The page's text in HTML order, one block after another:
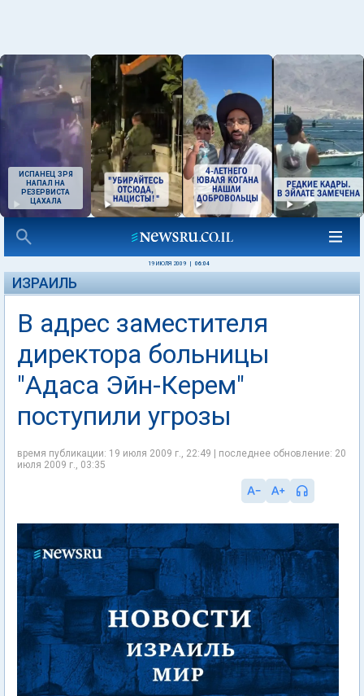
ИСПАНЕЦ ЗРЯ
НАПАЛ НА
РЕЗЕРВИСТА
ЦАХАЛА
19 ИЮЛЯ 2009 06:04
ИЗРАИЛЬ
В адрес заместителя
директора больницы
"Адаса Эйн-Керем"
поступили угрозы
время публикации: 19 июля 2009 г., 22:49 | последнее обновление: 20
июля 2009 г., 03:35